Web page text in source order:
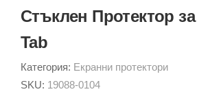
Стъклен Протектор
Tab
Категория: Екранни протектори
SKU: 19088-0104